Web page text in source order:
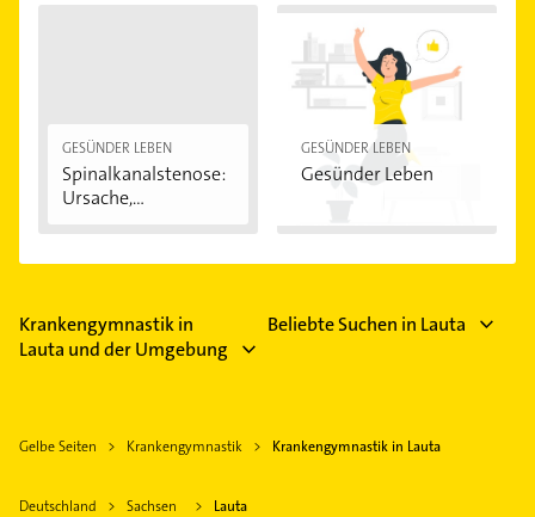
Krankengymnastik leider selbst übernehmen.
GESÜNDER LEBEN
Spinalkanalstenose:
Ursache,
GESÜNDER LEBEN
Gesünder Leben
Krankengymnastik in
Lauta und der Umgebung
Beliebte Suchen in Lauta
Gelbe Seiten Krankengymnastik Krankengymnastik in Lauta
Deutschland Sachsen Lauta